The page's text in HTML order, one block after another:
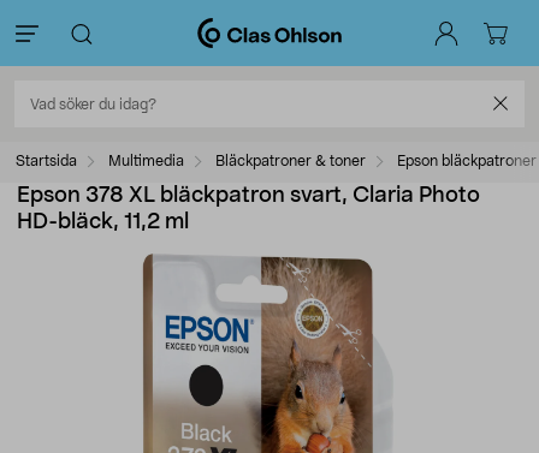
Startsida Multimedia Bläckpatroner & toner Epson bläckpatroner
Epson 378 XL bläckpatron svart, Claria Photo
HD-bläck, 11,2 ml